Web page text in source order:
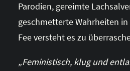
Parodien, gereimte
geschmetterte Wahrheiten
Fee versteht es zu
„Feministisch, klug und